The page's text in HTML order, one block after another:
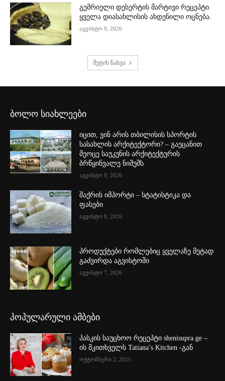
გემრიელი დესერტის მარტივი რეცეპტი.
ყველა დიასახლისის ახდენილი ოცნება.
აგვისტო 9, 2026
მეტის ნახვა
ბოლო სიახლეები
იცით, ვინ არის თბილისის სპორტის
სასახლის არქიტექტორი? – გაეცანით
მეოცე საუკუნის არქიტექტურის
ბრწყინვალე ნიმუშს
აგვისტო 9, 2026
შაქრის იმპორტი – სტატისტიკა და
ფასები
აგვისტო 8, 2026
პროდუქტები რომლებიც ყველაზე მეტად
გაძვირდა აგვისტოში
აგვისტო 7, 2026
პოპულარული ამბები
პასკის საუცხოო რეცეპტი shenisupra.ge –
ის მკითხველს Tatiana’s Kitchen -გან
ოქტომბერი 2, 2025